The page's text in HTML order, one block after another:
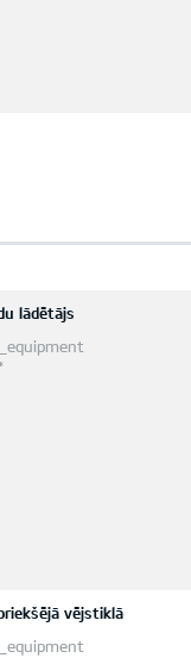
lādētājs
vējstiklā